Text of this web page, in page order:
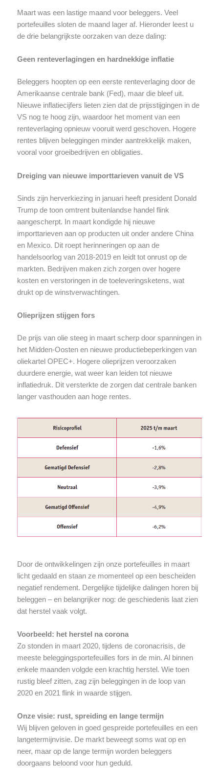
Maart was een lastige maand voor beleggers. Veel
portefeuilles sloten de maand lager af. Hieronder leest u
de drie belangrijkste oorzaken van deze daling:
Geen renteverlagingen en hardnekkige inflatie
Beleggers hoopten op een eerste renteverlaging door de
Amerikaanse centrale bank (Fed), maar die bleef uit.
Nieuwe inflatiecijfers lieten zien dat de prijsstijgingen in de
VS nog te hoog zijn, waardoor het moment van een
renteverlaging opnieuw vooruit werd geschoven. Hogere
rentes blijven beleggingen minder aantrekkelijk maken,
vooral voor groeibedrijven en obligaties.
Dreiging van nieuwe importtarieven vanuit de VS
Sinds zijn herverkiezing in januari heeft president Donald
Trump de toon omtrent buitenlandse handel flink
aangescherpt. In maart kondigde hij nieuwe
importtarieven aan op producten uit onder andere China
en Mexico. Dit roept herinneringen op aan de
handelsoorlog van 2018-2019 en leidt tot onrust op de
markten. Bedrijven maken zich zorgen over hogere
kosten en verstoringen in de toeleveringsketens, wat
drukt op de winstverwachtingen.
Olieprijzen stijgen fors
De prijs van olie steeg in maart scherp door spanningen in
het Midden-Oosten en nieuwe productiebeperkingen van
oliekartel OPEC+. Hogere olieprijzen veroorzaken
duurdere energie, wat weer kan leiden tot nieuwe
inflatiedruk. Dit versterkte de zorgen dat centrale banken
langer vasthouden aan hoge rentes.
Door de ontwikkelingen zijn onze portefeuilles in maart
licht gedaald en staan ze momenteel op een bescheiden
negatief rendement. Dergelijke tijdelijke dalingen horen bij
beleggen – en belangrijker nog: de geschiedenis laat zien
dat herstel vaak volgt.
Voorbeeld: het herstel na corona
Zo stonden in maart 2020, tijdens de coronacrisis, de
meeste beleggingsportefeuilles fors in de min. Al binnen
enkele maanden volgde een krachtig herstel. Wie toen
rustig bleef zitten, zag zijn beleggingen in de loop van
2020 en 2021 flink in waarde stijgen.
Onze visie: rust, spreiding en lange termijn
Wij blijven geloven in goed gespreide portefeuilles en een
langetermijnvisie. De markt beweegt soms wat op en
neer, maar op de lange termijn worden beleggers
doorgaans beloond voor hun geduld.